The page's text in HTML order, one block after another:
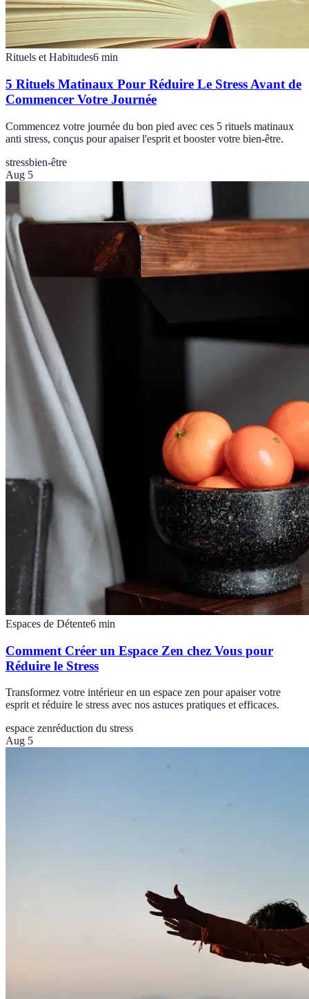
Rituels et Habitudes6 min
5 Rituels Matinaux Pour Réduire Le Stress Avant de
Commencer Votre Journée
Commencez votre journée du bon pied avec ces 5 rituels matinaux
anti stress, conçus pour apaiser l'esprit et booster votre bien-être.
stressbien-être
Aug 5
Espaces de Détente6 min
Comment Créer un Espace Zen chez Vous pour
Réduire le Stress
Transformez votre intérieur en un espace zen pour apaiser votre
esprit et réduire le stress avec nos astuces pratiques et efficaces.
espace zenréduction du stress
Aug 5